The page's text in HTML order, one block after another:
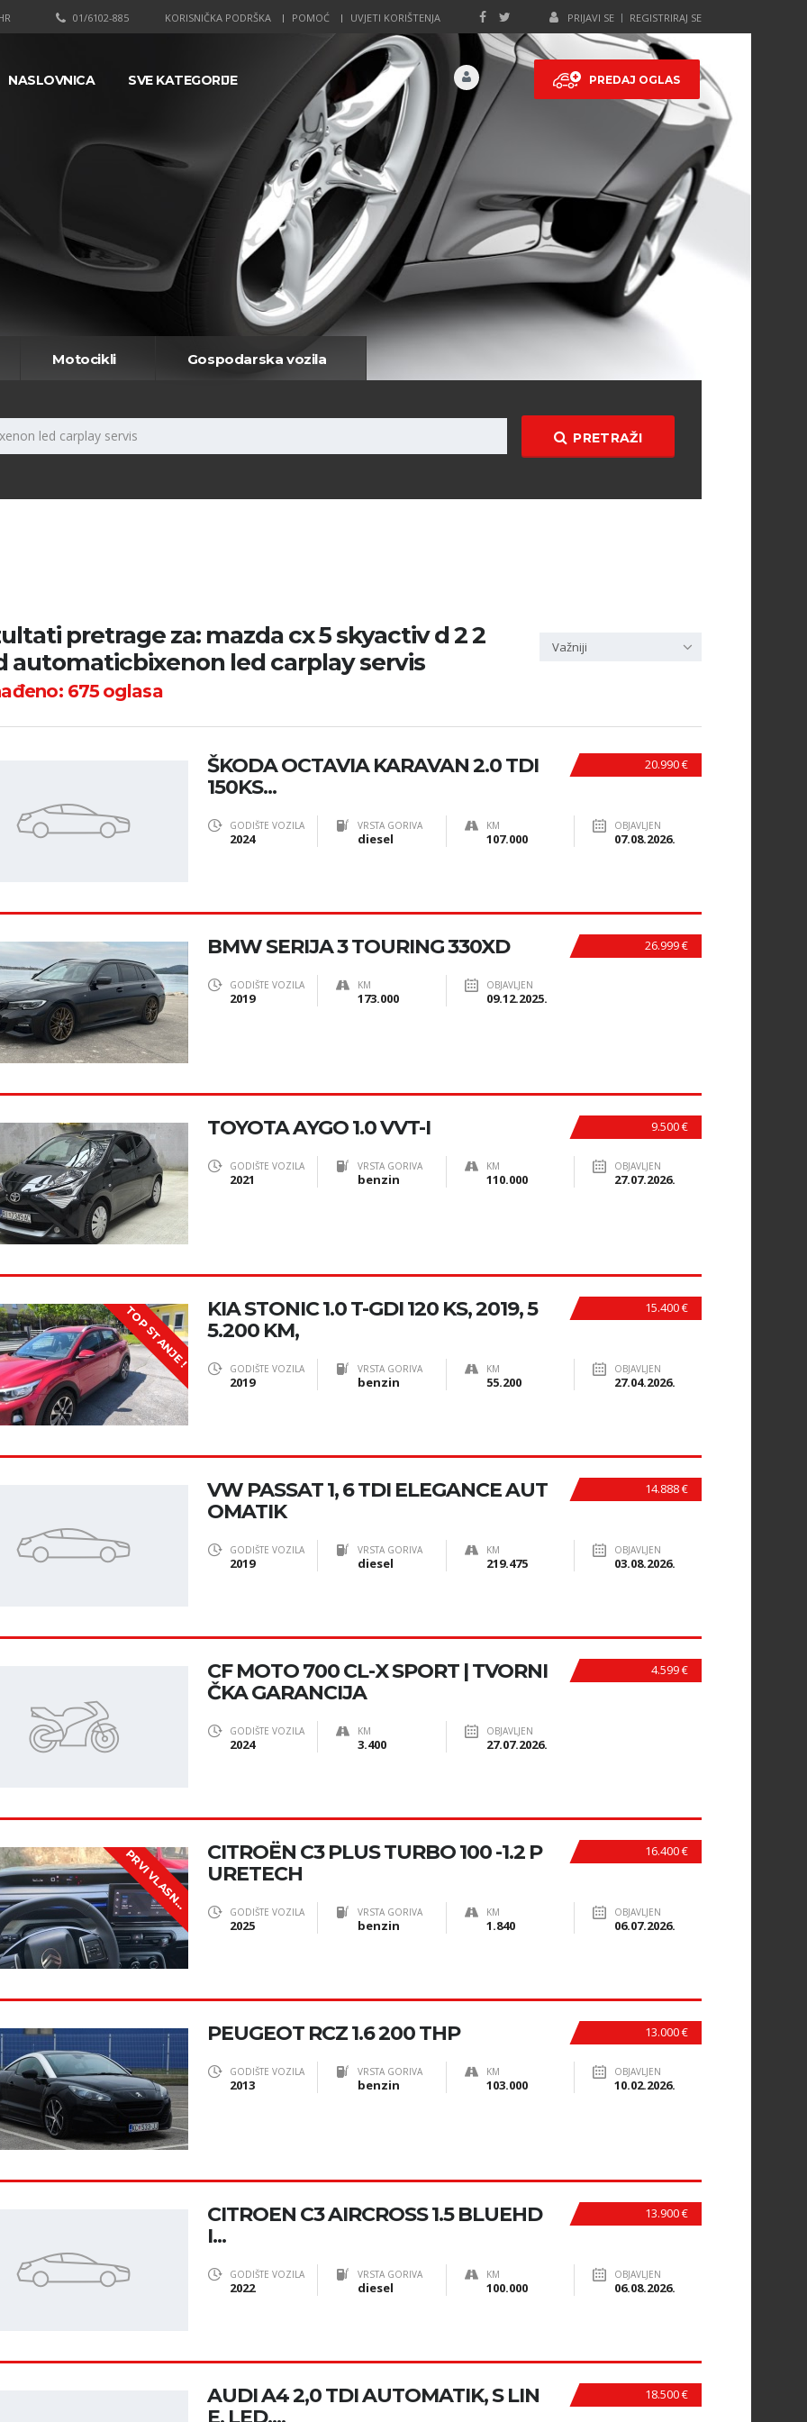
PRIJAVI SE REGISTRIRAJ SE
KORISNIČKA PODRŠKA POMOĆ UVJETI KORIŠTENJA
01/6102-885
PREDAJ OGLAS
NASLOVNICA SVE KATEGORIJE
Motocikli Gospodarska vozila
PRETRAŽI
pretrage za: mazda cx 5 skyactiv d 2 2
automaticbixenon led carplay servis
675oglasa
Važniji
20.990 €
ŠKODA OCTAVIA KARAVAN 2.0 TDI
150KS...
GODIŠTE VOZILA
2024
VRSTA GORIVA
diesel
KM
107.000
OBJAVLJEN
07.08.2026.
26.999 €
BMW SERIJA 3 TOURING 330XD
GODIŠTE VOZILA
2019
KM
173.000
OBJAVLJEN
09.12.2025.
9.500 €
TOYOTA AYGO 1.0 VVT-I
GODIŠTE VOZILA
2021
VRSTA GORIVA
benzin
KM
110.000
OBJAVLJEN
27.07.2026.
TOP STANJE ! 15.400 €
KIA STONIC 1.0 T-GDI 120 KS, 2019, 5
5.200 KM,
GODIŠTE VOZILA
2019
VRSTA GORIVA
benzin
KM
55.200
OBJAVLJEN
27.04.2026.
14.888 €
VW PASSAT 1, 6 TDI ELEGANCE AUT
OMATIK
GODIŠTE VOZILA
2019
VRSTA GORIVA
diesel
KM
219.475
OBJAVLJEN
03.08.2026.
4.599 €
CF MOTO 700 CL-X SPORT | TVORNI
ČKA GARANCIJA
GODIŠTE VOZILA
2024
KM
3.400
OBJAVLJEN
27.07.2026.
P
R
V
I
V
L
A
S
N
I
K
16.400 €
CITROËN C3 PLUS TURBO 100 -1.2 P
URETECH
GODIŠTE VOZILA
2025
VRSTA GORIVA
benzin
KM
1.840
OBJAVLJEN
06.07.2026.
13.000 €
PEUGEOT RCZ 1.6 200 THP
GODIŠTE VOZILA
2013
VRSTA GORIVA
benzin
KM
103.000
OBJAVLJEN
10.02.2026.
13.900 €
CITROEN C3 AIRCROSS 1.5 BLUEHD
I...
GODIŠTE VOZILA
2022
VRSTA GORIVA
diesel
KM
100.000
OBJAVLJEN
06.08.2026.
18.500 €
AUDI A4 2,0 TDI AUTOMATIK, S LIN
E, LED,...